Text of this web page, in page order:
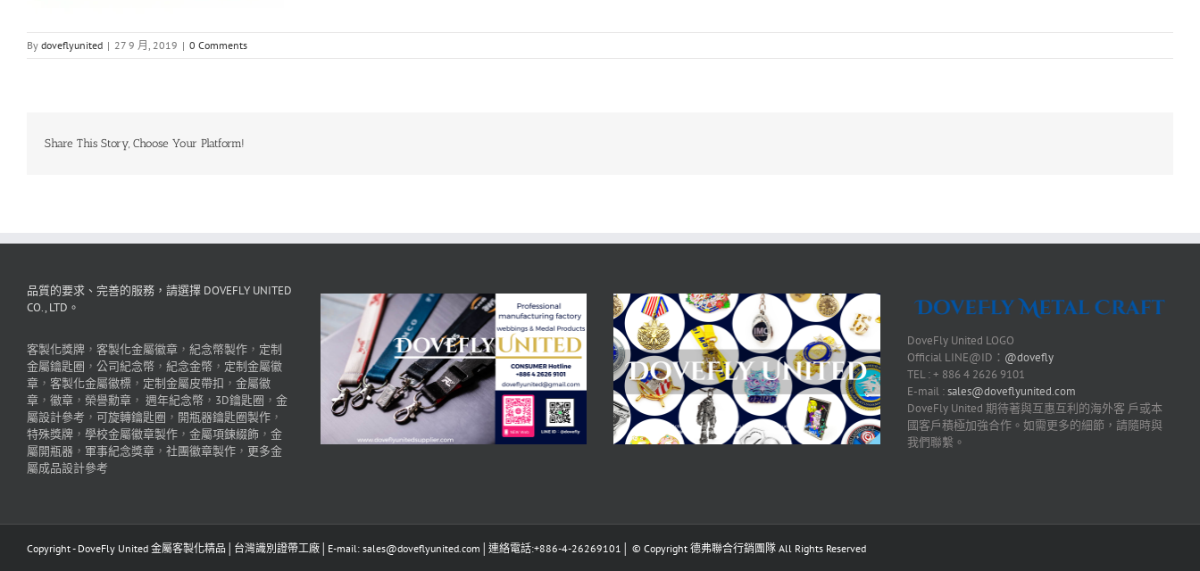
By doveflyunited | 27 9 月, 2019 | 0 Comments
Share This Story, Choose Your Platform!
品質的要求、完善的服務，請選擇 DOVEFLY UNITED
CO., LTD。
客製化獎牌 ， 客製化金屬徽章 ， 紀念幣製作 ， 定制
金屬鑰匙圈 ， 公司紀念幣 ， 紀念金幣 ， 定制金屬徽
章 ， 客製化金屬徽標 ， 定制金屬皮帶扣 ， 金屬徽
章 ， 徽章 ， 榮譽勳章 ， 週年紀念幣 ， 3D鑰匙圈 ， 金
屬設計參考 ， 可旋轉鑰匙圈 ， 開瓶器鑰匙圈製作 ，
特殊獎牌 ， 學校金屬徽章製作 ， 金屬項鍊綴飾 ， 金
屬開瓶器 ， 軍事紀念獎章 ， 社團徽章製作 ， 更多金
屬成品設計參考
DoveFly United LOGO
Official LINE@ID： @dovefly
TEL : + 886 4 2626 9101
E-mail :sales@doveflyunited.com
DoveFly United 期待著與互惠互利的海外客 戶或本
國客戶積極加強合作。如需更多的細節，請隨時與
我們聯繫。
Copyright - DoveFly United 金屬客製化精品│台灣識別證帶工廠│E-mail: sales@doveflyunited.com│連絡電話:+886-4-26269101│ © Copyright 德弗聯合行銷團隊 All Rights Reserved